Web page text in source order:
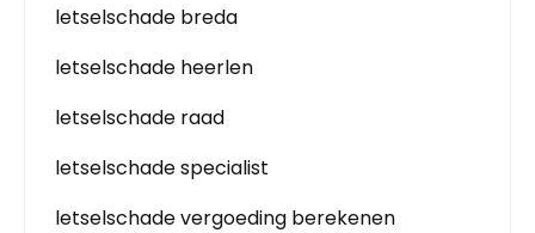
letselschade breda
letselschade heerlen
letselschade raad
letselschade specialist
letselschade vergoeding berekenen